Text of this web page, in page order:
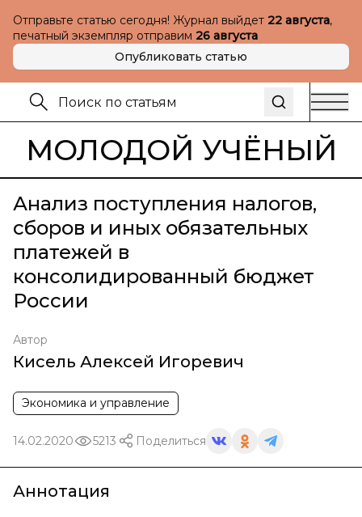
Отправьте статью сегодня! Журнал выйдет 22 августа,
печатный экземпляр отправим 26 августа
Опубликовать статью
МОЛОДОЙ УЧЁНЫЙ
Анализ поступления налогов,
сборов и иных обязательных
платежей в
консолидированный бюджет
России
Автор
Кисель Алексей Игоревич
Экономика и управление
14.02.2020 5213 Поделиться
Аннотация